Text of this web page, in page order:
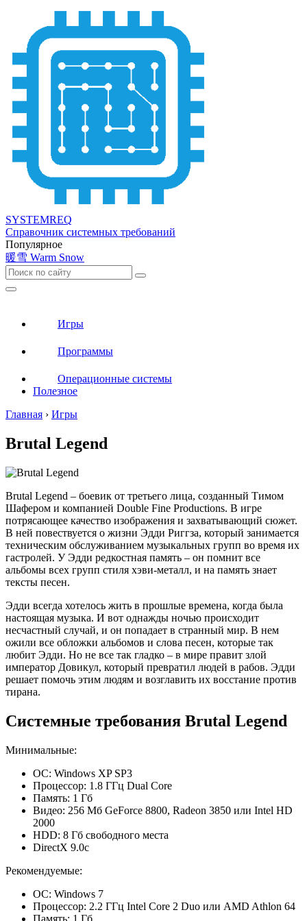
SYSTEMREQ
Справочник системных требований
Популярное
暖雪 Warm Snow
Игры
Программы
Операционные системы
Полезное
Главная › Игры
Brutal Legend
Brutal Legend – боевик от третьего лица, созданный Тимом
Шафером и компанией Double Fine Productions. В игре
потрясающее качество изображения и захватывающий сюжет.
В ней повествуется о жизни Эдди Риггза, который занимается
техническим обслуживанием музыкальных групп во время их
гастролей. У Эдди редкостная память – он помнит все
альбомы всех групп стиля хэви-металл, и на память знает
тексты песен.
Эдди всегда хотелось жить в прошлые времена, когда была
настоящая музыка. И вот однажды ночью происходит
несчастный случай, и он попадает в странный мир. В нем
ожили все обложки альбомов и слова песен, которые так
любит Эдди. Но не все так гладко – в мире правит злой
император Довикул, который превратил людей в рабов. Эдди
решает помочь этим людям и возглавить их восстание против
тирана.
Системные требования Brutal Legend
Минимальные:
ОС: Windows XP SP3
Процессор: 1.8 ГГц Dual Core
Память: 1 Гб
Видео: 256 Мб GeForce 8800, Radeon 3850 или Intel HD
2000
HDD: 8 Гб свободного места
DirectX 9.0c
Рекомендуемые:
ОС: Windows 7
Процессор: 2.2 ГГц Intel Core 2 Duo или AMD Athlon 64
Память: 1 Гб